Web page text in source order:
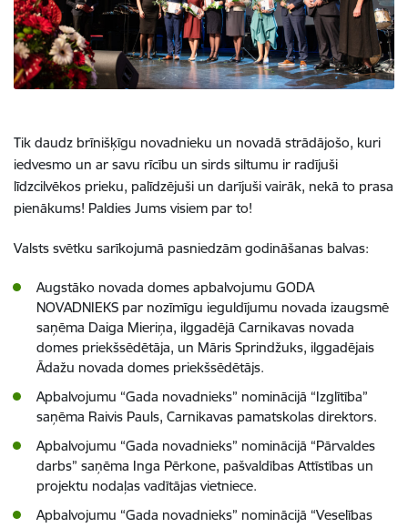
Tik daudz brīnišķīgu novadnieku un novadā strādājošo, kuri
iedvesmo un ar savu rīcību un sirds siltumu ir radījuši
līdzcilvēkos prieku, palīdzējuši un darījuši vairāk, nekā to prasa
pienākums! Paldies Jums visiem par to!
Valsts svētku sarīkojumā pasniedzām godināšanas balvas:
Augstāko novada domes apbalvojumu GODA
NOVADNIEKS par nozīmīgu ieguldījumu novada izaugsmē
saņēma Daiga Mieriņa, ilggadējā Carnikavas novada
domes priekšsēdētāja, un Māris Sprindžuks, ilggadējais
Ādažu novada domes priekšsēdētājs.
Apbalvojumu “Gada novadnieks” nominācijā “Izglītība”
saņēma Raivis Pauls, Carnikavas pamatskolas direktors.
Apbalvojumu “Gada novadnieks” nominācijā “Pārvaldes
darbs” saņēma Inga Pērkone, pašvaldības Attīstības un
projektu nodaļas vadītājas vietniece.
Apbalvojumu “Gada novadnieks” nominācijā “Veselības